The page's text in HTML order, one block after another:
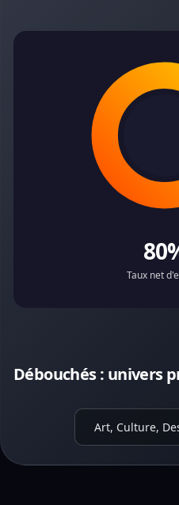
Taux net
Débouchés : univers
Art, Culture,